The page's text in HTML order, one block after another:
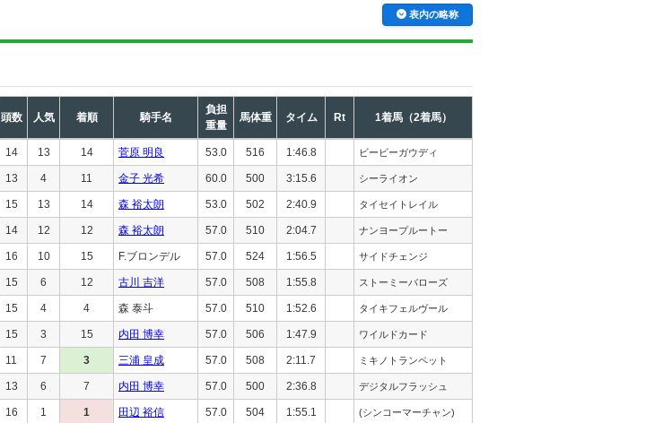
表内の略称
頭数 人気 着順 騎手名
負担
重量
馬体重 タイム Rt 1着馬（2着馬）
14 13 14 菅原 明良 53.0 516 1:46.8 ビービーガウディ
13 4 11 金子 光希 60.0 500 3:15.6 シーライオン
15 13 14 森 裕太朗 53.0 502 2:40.9 タイセイトレイル
14 12 12 森 裕太朗 57.0 510 2:04.7 ナンヨープルートー
16 10 15 F.ブロンデル 57.0 524 1:56.5 サイドチェンジ
15 6 12 古川 吉洋 57.0 508 1:55.8 ストーミーバローズ
15 4 4 森 泰斗 57.0 510 1:52.6 タイキフェルヴール
15 3 15 内田 博幸 57.0 506 1:47.9 ワイルドカード
11 7 3 三浦 皇成 57.0 508 2:11.7 ミキノトランペット
13 6 7 内田 博幸 57.0 500 2:36.8 デジタルフラッシュ
16 1 1 田辺 裕信 57.0 504 1:55.1 (シンコーマーチャン)